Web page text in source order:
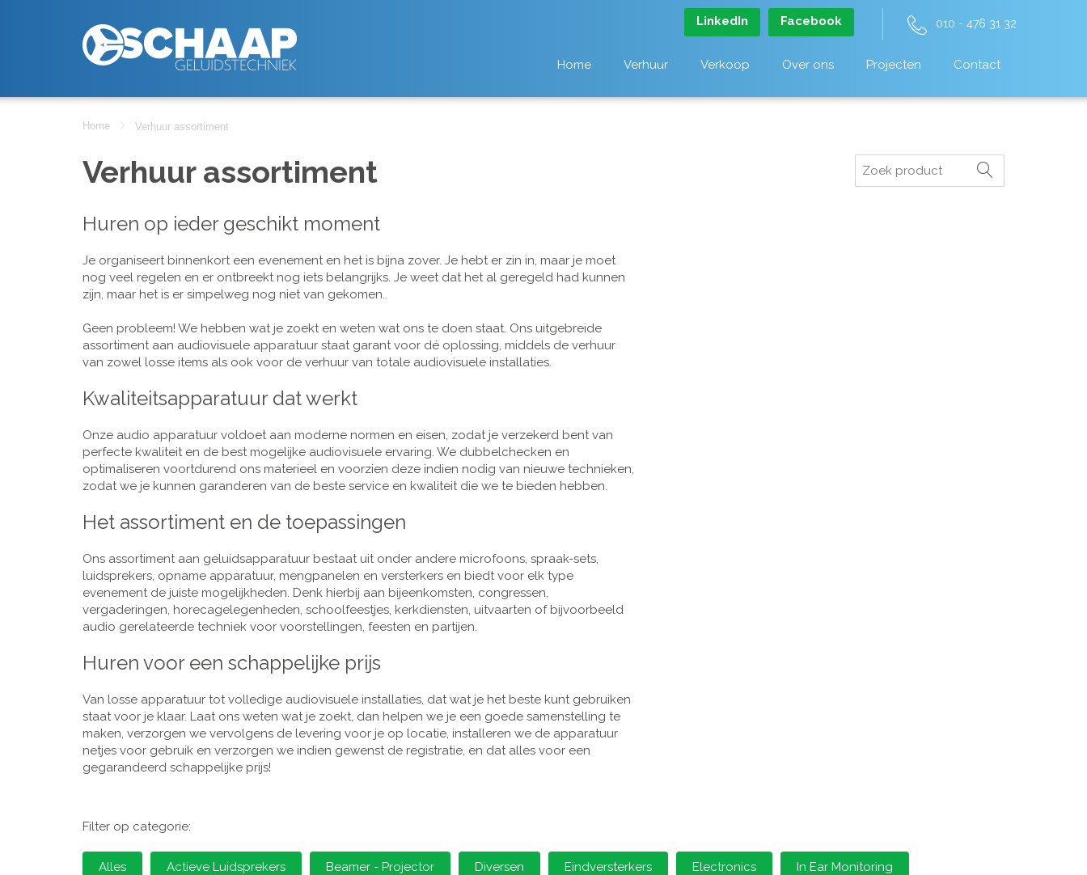
LinkedIn Facebook 010 - 476 31 32
Home Verhuur Verkoop Over ons Projecten Contact
Home Verhuur assortiment
Verhuur assortiment
Huren op ieder geschikt moment
Je organiseert binnenkort een evenement en het is bijna zover. Je hebt er zin in, maar je moet
nog veel regelen en er ontbreekt nog iets belangrijks. Je weet dat het al geregeld had kunnen
zijn, maar het is er simpelweg nog niet van gekomen..
Geen probleem! We hebben wat je zoekt en weten wat ons te doen staat. Ons uitgebreide
assortiment aan audiovisuele apparatuur staat garant voor dé oplossing, middels de verhuur
van zowel losse items als ook voor de verhuur van totale audiovisuele installaties.
Kwaliteitsapparatuur dat werkt
Onze audio apparatuur voldoet aan moderne normen en eisen, zodat je verzekerd bent van
perfecte kwaliteit en de best mogelijke audiovisuele ervaring. We dubbelchecken en
optimaliseren voortdurend ons materieel en voorzien deze indien nodig van nieuwe technieken,
zodat we je kunnen garanderen van de beste service en kwaliteit die we te bieden hebben.
Het assortiment en de toepassingen
Ons assortiment aan geluidsapparatuur bestaat uit onder andere microfoons, spraak-sets,
luidsprekers, opname apparatuur, mengpanelen en versterkers en biedt voor elk type
evenement de juiste mogelijkheden. Denk hierbij aan bijeenkomsten, congressen,
vergaderingen, horecagelegenheden, schoolfeestjes, kerkdiensten, uitvaarten of bijvoorbeeld
audio gerelateerde techniek voor voorstellingen, feesten en partijen.
Huren voor een schappelijke prijs
Van losse apparatuur tot volledige audiovisuele installaties, dat wat je het beste kunt gebruiken
staat voor je klaar. Laat ons weten wat je zoekt, dan helpen we je een goede samenstelling te
maken, verzorgen we vervolgens de levering voor je op locatie, installeren we de apparatuur
netjes voor gebruik en verzorgen we indien gewenst de registratie, en dat alles voor een
gegarandeerd schappelijke prijs!
Zoeken
Filter op categorie:
Alles Actieve Luidsprekers Beamer - Projector Diversen Eindversterkers Electronics In Ear Monitoring